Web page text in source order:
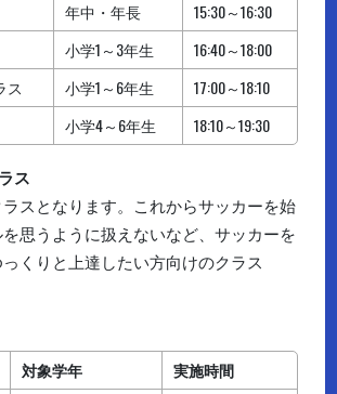
年中・年長
15:30～16:30
小学1～3年生
16:40～18:00
ス
小学1～6年生
17:00～18:10
小学4～6年生 18:10～19:30
ス
スとなります。これからサッカーを始
思うように扱えないなど、サッカーを
くりと上達したい方向けのクラス
対象学年
実施時間